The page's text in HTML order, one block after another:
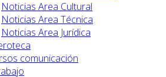
Noticias Area Cultural
Noticias Area Técnica
Noticias Area Jurídica
comunicación